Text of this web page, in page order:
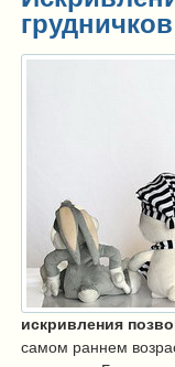
грудничков
искривления
самом раннем